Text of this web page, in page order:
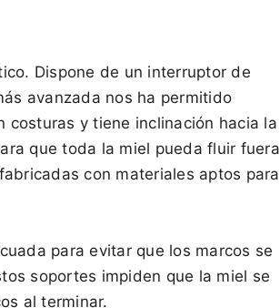
Dispone de un interruptor de
avanzada nos ha permitido
y tiene inclinación hacia la
que toda la miel pueda fluir fuera
con materiales aptos para
para evitar que los marcos se
soportes impiden que la miel se
al terminar.